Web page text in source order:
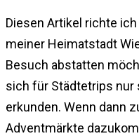
Diesen Artikel richte
meiner Heimatstadt
Besuch abstatten
sich für Städtetrips nur
erkunden. Wenn dann
Adventmärkte